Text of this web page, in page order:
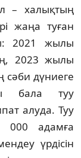
– халықтың
жаңа туған
2021 жылы
2023 жылы
дү­ниеге
бала туу
алуда. Туу
000 адамға
үрдісін